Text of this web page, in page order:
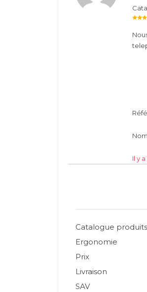
Il y a
Catalogue produits
Ergonomie
Prix
Livraison
SAV